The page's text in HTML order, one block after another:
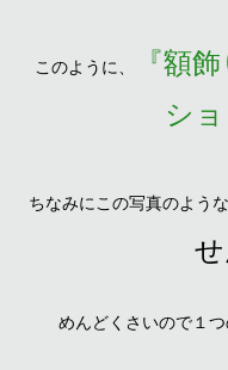
このように、 『額飾
シ
ちなみにこの写真のよう
めんどくさいので１